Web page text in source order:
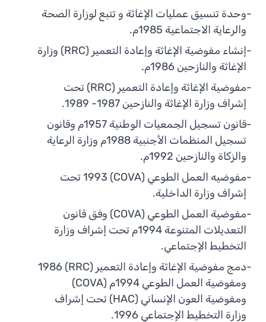
-وحدة تنسيق عمليات الإغاثة و تتبع لوزارة الصحة
والرعاية الاجتماعية 1985م.
-
إنشاء مفوضية الإغاثة وإعادة التعمير (RRC) وزارة
الإغاثة والنازحين 1986م.
-
مفوضية الإغاثة وإعادة التعمير (RRC) تحت
إشراف وزارة الإغاثة والنازحين 1987- 1989.
-
قانون تسجيل الجمعيات الوطنية 1957م وقانون
تسجيل المنظمات الأجنبية 1988م وزارة الرعاية
والزكاة والنازحين 1992م.
-
مفوضيه العمل الطوعي (COVA) 1993 تحت
إشراف وزارة الداخلية.
-
مفوضية العمل الطوعي (COVA) وفق قانون
التعديلات المتنوعة 1994م تحت إشراف وزارة
التخطيط الإجتماعي.
-
دمج مفوضية الإغاثة وإعادة التعمير (RRC) 1986
ومفوضية العمل الطوعي 1994م (COVA)
ومفوضية العون الإنساني (HAC) تحت إشراف
وزارة التخطيط الإجتماعي 1996.